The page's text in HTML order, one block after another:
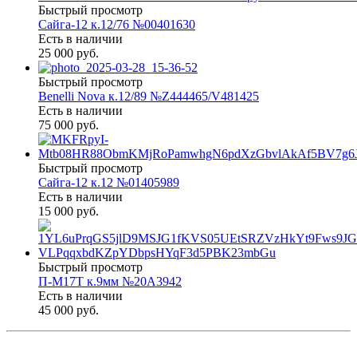
Быстрый просмотр
Сайга-12 к.12/76 №00401630
Есть в наличии
25 000 руб.
Быстрый просмотр
Benelli Nova к.12/89 №Z444465/V481425
Есть в наличии
75 000 руб.
Быстрый просмотр
Сайга-12 к.12 №01405989
Есть в наличии
15 000 руб.
Быстрый просмотр
П-М17Т к.9мм №20А3942
Есть в наличии
45 000 руб.